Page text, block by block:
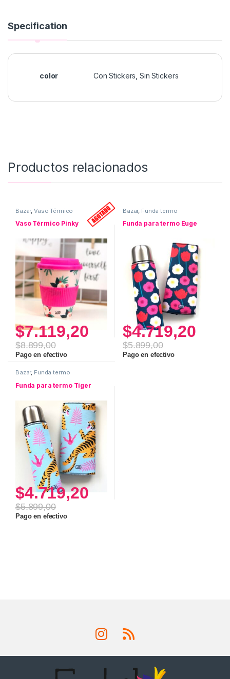
Specification
color Con Stickers, Sin Stickers
Productos relacionados
Bazar,Vaso Térmico
Vaso Térmico Pinky
$7.119,20
$8.899,00
Pago en efectivo
Bazar, Funda termo
Funda para termo Euge
$4.719,20
$5.899,00
Pago en efectivo
Bazar, Funda termo
Funda para termo Tiger
$4.719,20
$5.899,00
Pago en efectivo